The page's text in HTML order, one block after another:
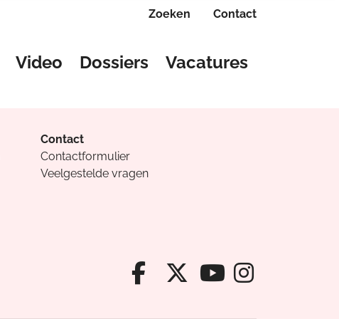
Zoeken Contact
Video Dossiers Vacatures
Contact
Contactformulier
Veelgestelde vragen
Facebook van
X van